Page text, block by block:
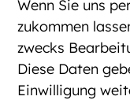
Wenn Sie uns
zukommen
zwecks
Diese Daten
Einwilligung